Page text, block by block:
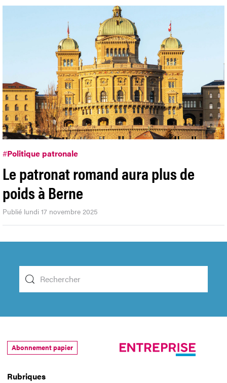
#Politique patronale
Le patronat romand aura plus de
poids à Berne
Publié lundi 17 novembre 2025
Rubriques
Abonnement papier